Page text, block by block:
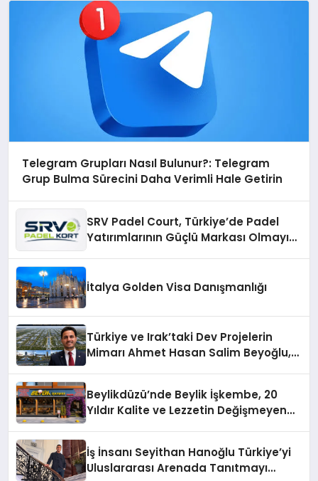
Telegram Grupları Nasıl Bulunur?: Telegram
Grup Bulma Sürecini Daha Verimli Hale Getirin
SRV Padel Court, Türkiye’de Padel
Yatırımlarının Güçlü Markası Olmayı
İtalya Golden Visa Danışmanlığı
Türkiye ve Irak’taki Dev Projelerin
Mimarı Ahmet Hasan Salim Beyoğlu,
Hayata Geçirecek
Beylikdüzü’nde Beylik İşkembe, 20
Yıldır Kalite ve Lezzetin Değişmeyen
İş İnsanı Seyithan Hanoğlu Türkiye’yi
Uluslararası Arenada Tanıtmayı